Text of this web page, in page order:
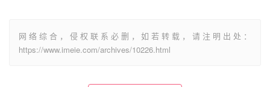
网络综合，侵权联系必删，如若转载，请注明出处：
https://www.imeie.com/archives/10226.html